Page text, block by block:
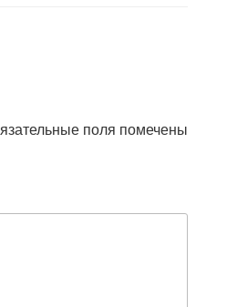
поля помечены